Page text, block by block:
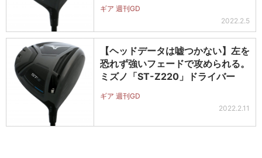
ギア 週刊GD
2022.2.5
【ヘッドデータは嘘つかない】左を
恐れず強いフェードで攻められる。
ミズノ「ST-Z220」ドライバー
ギア 週刊GD
2022.2.11